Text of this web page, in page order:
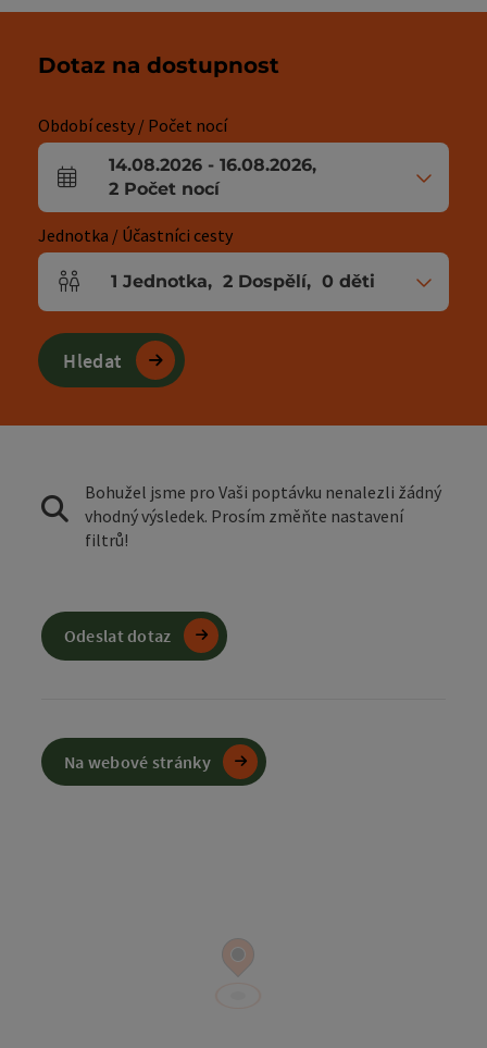
Dotaz na dostupnost
Období cesty / Počet nocí
Pole příjezdu a odjezdu
14.08.2026 - 16.08.2026,
2 Počet nocí
Jednotka / Účastníci cesty
Počet jednotek a polí pro osoby
1 Jednotka, 2 Dospělí, 0 děti
Hledat
Bohužel jsme pro Vaši poptávku nenalezli žádný
vhodný výsledek. Prosím změňte nastavení
filtrů!
Odeslat dotaz
Na webové stránky